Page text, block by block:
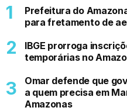
Prefeitura do
para fretamento de
IBGE prorroga
temporárias no
Omar defende que
a quem precisa em
Amazonas